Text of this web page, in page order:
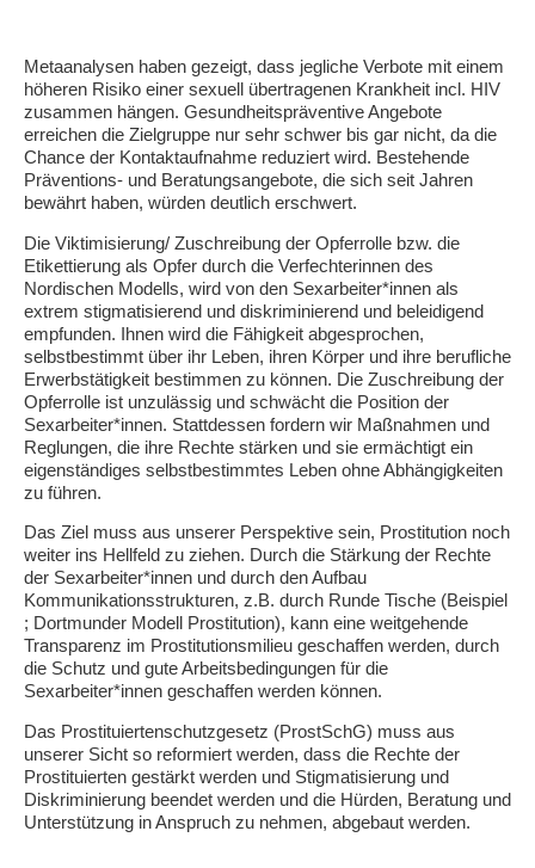
Metaanalysen haben gezeigt, dass jegliche Verbote mit einem
höheren Risiko einer sexuell übertragenen Krankheit incl. HIV
zusammen hängen. Gesundheitspräventive Angebote
erreichen die Zielgruppe nur sehr schwer bis gar nicht, da die
Chance der Kontaktaufnahme reduziert wird. Bestehende
Präventions- und Beratungsangebote, die sich seit Jahren
bewährt haben, würden deutlich erschwert.
Die Viktimisierung/ Zuschreibung der Opferrolle bzw. die
Etikettierung als Opfer durch die Verfechterinnen des
Nordischen Modells, wird von den Sexarbeiter*innen als
extrem stigmatisierend und diskriminierend und beleidigend
empfunden. Ihnen wird die Fähigkeit abgesprochen,
selbstbestimmt über ihr Leben, ihren Körper und ihre berufliche
Erwerbstätigkeit bestimmen zu können. Die Zuschreibung der
Opferrolle ist unzulässig und schwächt die Position der
Sexarbeiter*innen. Stattdessen fordern wir Maßnahmen und
Reglungen, die ihre Rechte stärken und sie ermächtigt ein
eigenständiges selbstbestimmtes Leben ohne Abhängigkeiten
zu führen.
Das Ziel muss aus unserer Perspektive sein, Prostitution noch
weiter ins Hellfeld zu ziehen. Durch die Stärkung der Rechte
der Sexarbeiter*innen und durch den Aufbau
Kommunikationsstrukturen, z.B. durch Runde Tische (Beispiel
; Dortmunder Modell Prostitution), kann eine weitgehende
Transparenz im Prostitutionsmilieu geschaffen werden, durch
die Schutz und gute Arbeitsbedingungen für die
Sexarbeiter*innen geschaffen werden können.
Das Prostituiertenschutzgesetz (ProstSchG) muss aus
unserer Sicht so reformiert werden, dass die Rechte der
Prostituierten gestärkt werden und Stigmatisierung und
Diskriminierung beendet werden und die Hürden, Beratung und
Unterstützung in Anspruch zu nehmen, abgebaut werden.